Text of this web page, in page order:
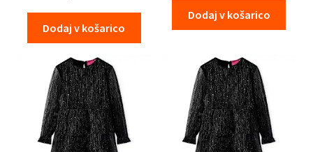
Dodaj v košarico
Dodaj v košarico